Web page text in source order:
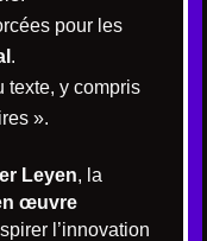
pour les
.
texte, y compris
».
Leyen, la
œuvre
l’innovation